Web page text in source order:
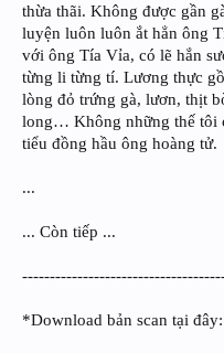
thừa thãi. Không được gần
luyện luôn luôn ắt hẳn ông
với ông Tía Vỉa, có lẽ hắn
từng li từng tí. Lương thực
lòng đỏ trứng gà, lươn, thịt
long… Không những thế tôi
tiểu đồng hầu ông hoàng tử.
...
... Còn tiếp ...
*Download bản scan tại đây: